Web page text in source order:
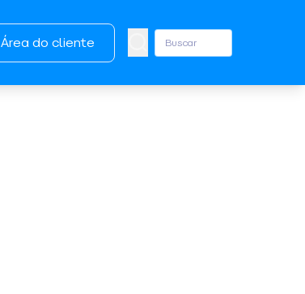
Área do cliente